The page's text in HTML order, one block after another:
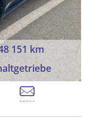
151 km